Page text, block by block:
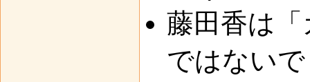
藤田香は
ではない